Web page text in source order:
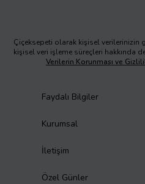
Çiçeksepeti olarak kişisel verilerinizin
kişisel veri işleme süreçleri hakkında
Verilerin Korunması ve
Faydalı Bilgiler
Kurumsal
İletişim
Özel Günler